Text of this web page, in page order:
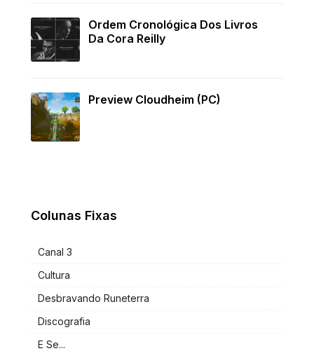
Ordem Cronológica Dos Livros
Da Cora Reilly
Preview Cloudheim (PC)
Colunas Fixas
Canal 3
Cultura
Desbravando Runeterra
Discografia
E Se...